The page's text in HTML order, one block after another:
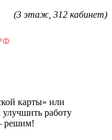
(3 этаж, 312 кабинет)
карты» или
улучшить работу
решим!